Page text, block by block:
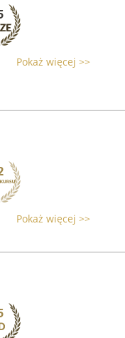
Pokaż więcej >>
Pokaż więcej >>